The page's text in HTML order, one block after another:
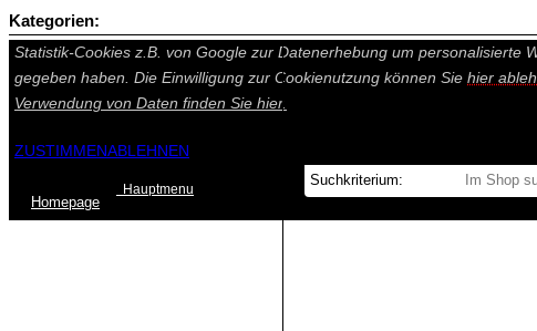
Auf dieser Seite werden technisch notwendige Cookies gesetzt.
Statistik-Cookies z.B. von Google zur Datenerhebung um personalisierte
gegeben haben. Die Einwilligung zur Cookienutzung können Sie hier
Verwendung von Daten finden Sie hier.
ZUSTIMMENABLEHNEN
Homepage
Hauptmenu
Kategorien: